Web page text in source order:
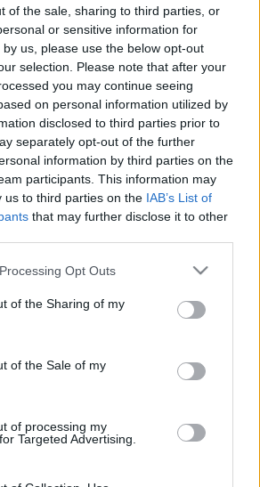
of the sale, sharing to third parties, or
or sensitive information for
us, please use the below opt-out
selection. Please note that after your
you may continue seeing
on personal information utilized by
disclosed to third parties prior to
separately opt-out of the further
information by third parties on the
participants. This information may
us to third parties on the IAB’s List of
that may further disclose it to other
website/app uses one or more Google
or usage behaviour. You may click to
to Google and its third-party tags to
specified purposes in below Google
Opt Outs
of the Sharing of my
of the Sale of my
of processing my
Targeted Advertising.